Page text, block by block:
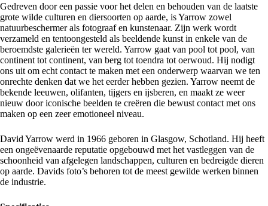
Gedreven door een passie voor het delen en behouden van de laatste
grote wilde culturen en diersoorten op aarde, is Yarrow zowel
natuurbeschermer als fotograaf en kunstenaar. Zijn werk wordt
verzameld en tentoongesteld als beeldende kunst in enkele van de
beroemdste galerieën ter wereld. Yarrow gaat van pool tot pool, van
continent tot continent, van berg tot toendra tot oerwoud. Hij nodigt
ons uit om echt contact te maken met een onderwerp waarvan we ten
onrechte denken dat we het eerder hebben gezien. Yarrow neemt de
bekende leeuwen, olifanten, tijgers en ijsberen, en maakt ze weer
nieuw door iconische beelden te creëren die bewust contact met ons
maken op een zeer emotioneel niveau.
David Yarrow werd in 1966 geboren in Glasgow, Schotland. Hij heeft
een ongeëvenaarde reputatie opgebouwd met het vastleggen van de
schoonheid van afgelegen landschappen, culturen en bedreigde dieren
op aarde. Davids foto’s behoren tot de meest gewilde werken binnen
de industrie.